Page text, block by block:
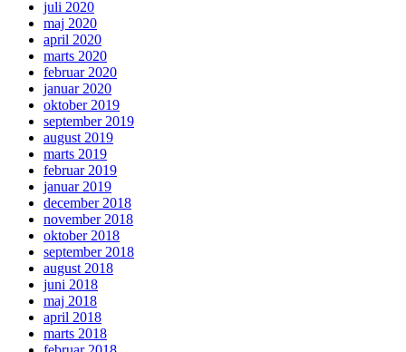
juli 2020
maj 2020
april 2020
marts 2020
februar 2020
januar 2020
oktober 2019
september 2019
august 2019
marts 2019
februar 2019
januar 2019
december 2018
november 2018
oktober 2018
september 2018
august 2018
juni 2018
maj 2018
april 2018
marts 2018